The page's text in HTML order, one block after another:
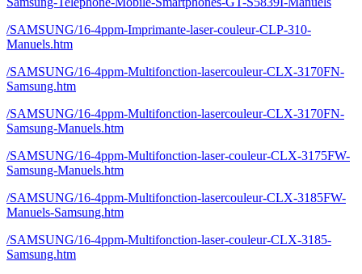
/SAMSUNG/16-4ppm-Imprimante-laser-couleur-CLP-310-
Manuels.htm
/SAMSUNG/16-4ppm-Multifonction-lasercouleur-CLX-3170FN-
Samsung.htm
/SAMSUNG/16-4ppm-Multifonction-lasercouleur-CLX-3170FN-
Samsung-Manuels.htm
/SAMSUNG/16-4ppm-Multifonction-laser-couleur-CLX-3175FW-
Samsung-Manuels.htm
/SAMSUNG/16-4ppm-Multifonction-lasercouleur-CLX-3185FW-
Manuels-Samsung.htm
/SAMSUNG/16-4ppm-Multifonction-laser-couleur-CLX-3185-
Samsung.htm